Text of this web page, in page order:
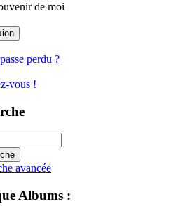
de moi
perdu ?
vous !
avancée
Albums :